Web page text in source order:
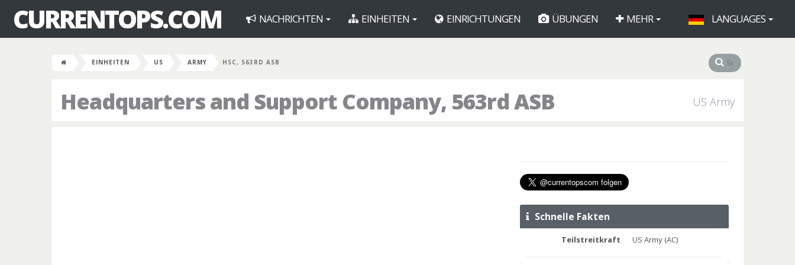
CURRENTOPS.COM NACHRICHTEN EINHEITEN EINRICHTUNGEN ÜBUNGEN MEHR LANGUAGES
EINHEITEN US ARMY HSC, 563RD ASB
Headquarters and Support Company, 563rd ASB US Army
Schnelle Fakten
Teilstreitkraft US Army (AC)